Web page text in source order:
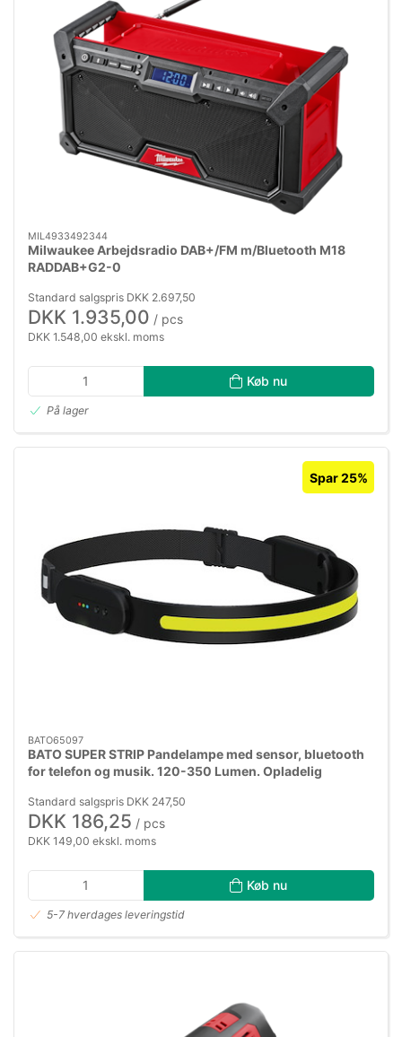
MIL4933492344
Milwaukee Arbejdsradio DAB+/FM m/Bluetooth M18
RADDAB+G2-0
Standard salgspris DKK 2.697,50
DKK 1.935,00 / pcs
DKK 1.548,00 ekskl. moms
Køb nu
På lager
Spar 25%
BATO65097
BATO SUPER STRIP Pandelampe med sensor, bluetooth
for telefon og musik. 120-350 Lumen. Opladelig
Standard salgspris DKK 247,50
DKK 186,25 / pcs
DKK 149,00 ekskl. moms
Køb nu
5-7 hverdages leveringstid